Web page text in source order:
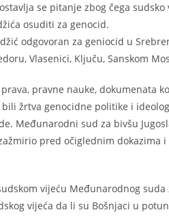
se pitanje zbog čega
osuditi za genocid.
odgovoran za geniocid u
Vlasenici, Ključu, Sanskom
pravne nauke, dokumenata
žrtva genocidne politike i
Međunarodni sud za bivšu
pred očiglednim dokazima
vijeću Međunarodnog
vijeća da li su Bošnjaci u